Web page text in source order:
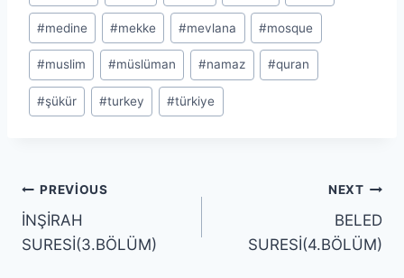
#medine #mekke #mevlana #mosque
#muslim #müslüman #namaz #quran
#şükür #turkey #türkiye
Yazı
gezinmesi
PREVIOUS
İNŞİRAH
SURESİ(3.BÖLÜM)
NEXT
BELED
SURESİ(4.BÖLÜM)